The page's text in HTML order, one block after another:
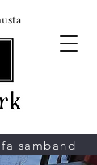
samband